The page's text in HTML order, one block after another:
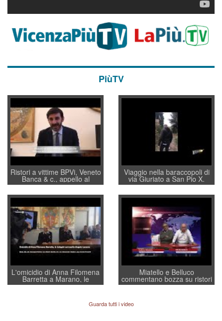
PiùTV
Ristori a vittime BPVi, Veneto
Banca & c., appello al
sottosegretario Alessio
Villarosa: per mettere ordine
convochi con Di Maio CNCU
a supporto della cabina di
regia al Mef
Viaggio nella baraccopoli di
via Giuriato a San Pio X.
Vicenza ai Vicentini: “faremo
un regalo di Natale ai
residenti”
L'omicidio di Anna Filomena
Barretta a Marano, le
indagini dei carabinieri di
quelle di... Barbara D'Urso
Miatello e Belluco
commentano bozza su ristori
BPVi e Veneto Banca
Guarda tutti i video